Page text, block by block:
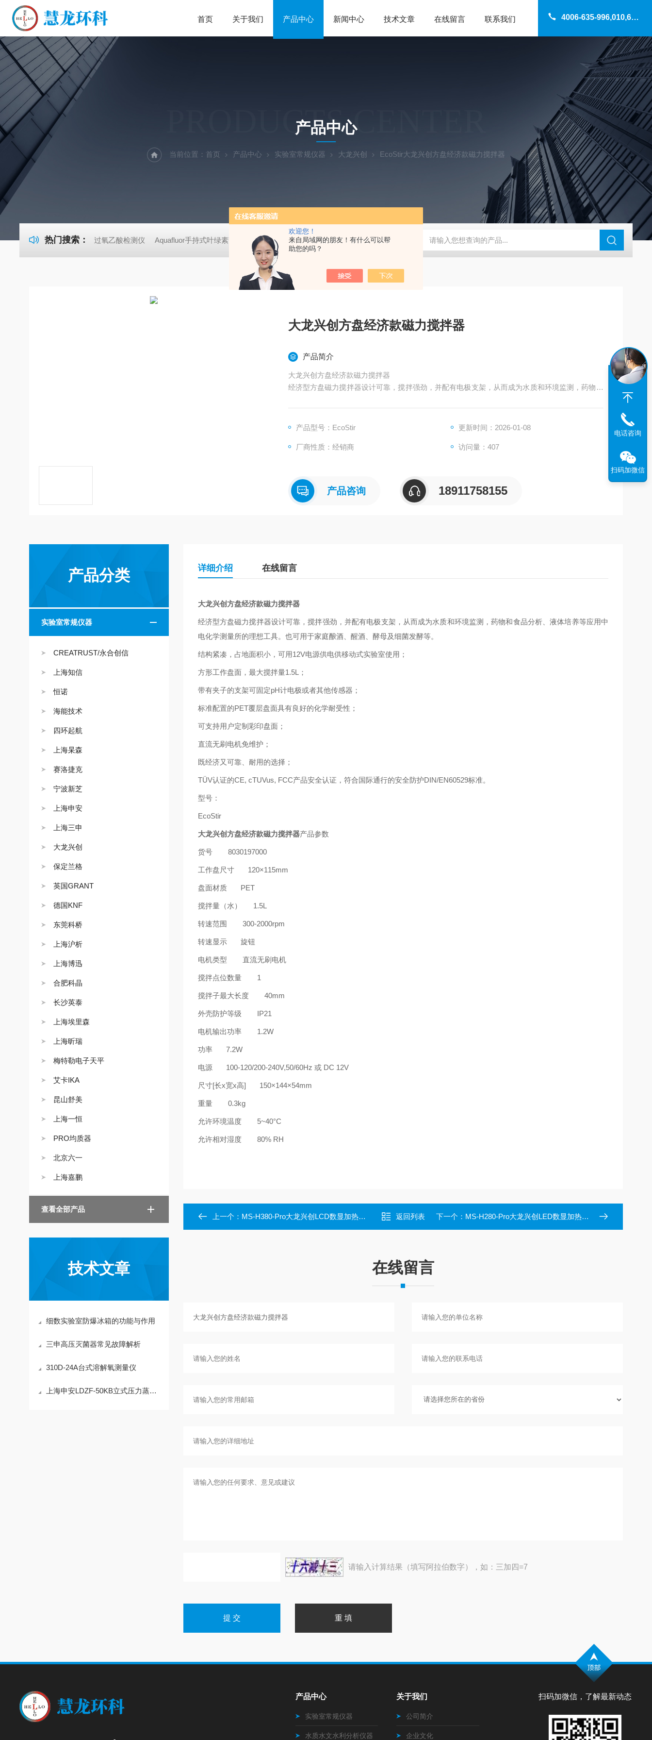
欢迎您！
来自局域网的朋友！有什么可以帮
助您的吗？
4006-635-996,010,69200960
首页 关于我们 产品中心 新闻中心 技术文章 在线留言 联系我们
PRODUCTS CENTER
产品中心
当前位置： 首页 产品中心 实验室常规仪器 大龙兴创 EcoStir大龙兴创方盘经济款磁力搅拌器
热门搜索： 过氧乙酸检测仪 Aquafluor手持式叶绿素荧光仪 HLT-001土壤检测仪器土壤采样套装 德国MN 91346过氧乙酸检测仪 CT2001A微电流扣电测试 PL-G07日本富士智
大龙兴创方盘经济款磁力搅拌器
产品简介
大龙兴创方盘经济款磁力搅拌器
经济型方盘磁力搅拌器设计可靠，搅拌强劲，并配有电极支架，从而成为水质和环境监测，药物和
产品型号：EcoStir
更新时间：2026-01-08
厂商性质：经销商 访问量：407
产品咨询 18911758155
产品分类
实验室常规仪器
CREATRUST/永合创信
上海知信
恒诺
海能技术
四环起航
上海杲森
赛洛捷克
宁波新芝
上海申安
上海三申
大龙兴创
保定兰格
英国GRANT
德国KNF
东莞科桥
上海沪析
上海博迅
合肥科晶
长沙英泰
上海埃里森
上海昕瑞
梅特勒电子天平
艾卡IKA
昆山舒美
上海一恒
PRO均质器
北京六一
上海嘉鹏
查看全部产品
技术文章
细数实验室防爆冰箱的功能与作用
三申高压灭菌器常见故障解析
310D-24A台式溶解氧测量仪
上海申安LDZF-50KB立式压力蒸汽灭菌器
详细介绍 在线留言
大龙兴创方盘经济款磁力搅拌器
经济型方盘磁力搅拌器设计可靠，搅拌强劲，并配有电极支架，从而成为水质和环境监测，药物和食品分析、液体培养等应用中
电化学测量所的理想工具。也可用于家庭酿酒、醒酒、酵母及细菌发酵等。
结构紧凑，占地面积小，可用12V电源供电供移动式实验室使用；
方形工作盘面，最大搅拌量1.5L；
带有夹子的支架可固定pH计电极或者其他传感器；
标准配置的PET覆层盘面具有良好的化学耐受性；
可支持用户定制彩印盘面；
直流无刷电机免维护；
既经济又可靠、耐用的选择；
TÜV认证的CE, cTUVus, FCC产品安全认证，符合国际通行的安全防护DIN/EN60529标准。
型号：
EcoStir
大龙兴创方盘经济款磁力搅拌器产品参数
货号8030197000
工作盘尺寸120×115mm
盘面材质PET
搅拌量（水） 1.5L
转速范围 300-2000rpm
转速显示 旋钮
电机类型 直流无刷电机
搅拌点位数量1
搅拌子最大长度40mm
外壳防护等级 IP21
电机输出功率1.2W
功率7.2W
电源100-120/200-240V,50/60Hz 或 DC 12V
尺寸[长x宽x高] 150×144×54mm
重量0.3kg
允许环境温度5~40°C
允许相对湿度80% RH
上一个： MS-H380-Pro大龙兴创LCD数显加热型磁力搅拌器 返回列表 下一个： MS-H280-Pro大龙兴创LED数显加热型磁力搅拌器
在线留言
请输入计算结果（填写阿拉伯数字），如：三加四=7
扫码加微信，了解最新动态
产品中心
实验室常规仪器
水质水文水利分析仪器
关于我们
公司简介
企业文化
电话咨询
扫码加微信